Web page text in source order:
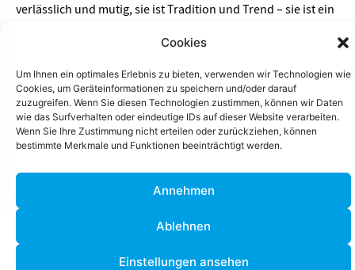
Cookies
Um Ihnen ein optimales Erlebnis zu bieten, verwenden wir Technologien wie
Cookies, um Geräteinformationen zu speichern und/oder darauf
zuzugreifen. Wenn Sie diesen Technologien zustimmen, können wir Daten
wie das Surfverhalten oder eindeutige IDs auf dieser Website verarbeiten.
Wenn Sie Ihre Zustimmung nicht erteilen oder zurückziehen, können
bestimmte Merkmale und Funktionen beeinträchtigt werden.
Annehmen
Ablehnen
Einstellungen ansehen
verlässlich und mutig, sie ist Tradition und Trend – sie ist ein
haben muss. Denn welche Messe hält sich schon eine ganze
Stadt?
Weitere Beiträge